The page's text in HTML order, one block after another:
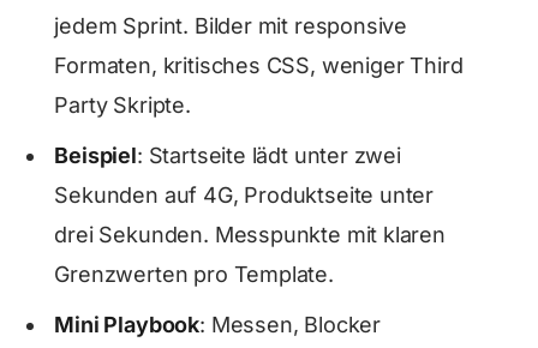
jedem Sprint. Bilder mit responsive
Formaten, kritisches CSS, weniger Third
Party Skripte.
Beispiel: Startseite lädt unter zwei
Sekunden auf 4G, Produktseite unter
drei Sekunden. Messpunkte mit klaren
Grenzwerten pro Template.
Mini Playbook: Messen, Blocker